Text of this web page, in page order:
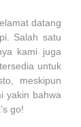
datang
Salah satu
kami juga
untuk
meskipun
yakin bahwa
go!